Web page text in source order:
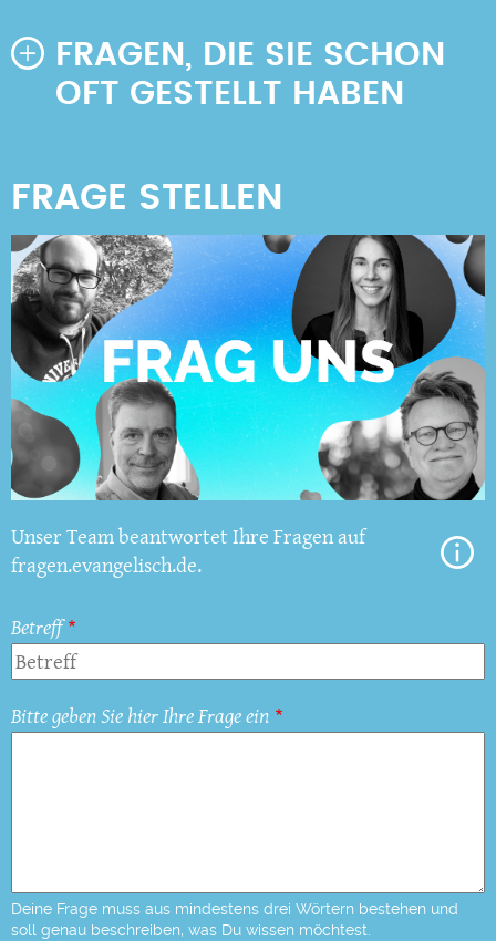
FRAGEN, DIE SIE SCHON
OFT GESTELLT HABEN
Unser Team beantwortet Ihre Fragen auf
fragen.evangelisch.de.
Betreff
Bitte geben Sie hier Ihre Frage ein
Deine Frage muss aus mindestens drei Wörtern bestehen und
soll genau beschreiben, was Du wissen möchtest.